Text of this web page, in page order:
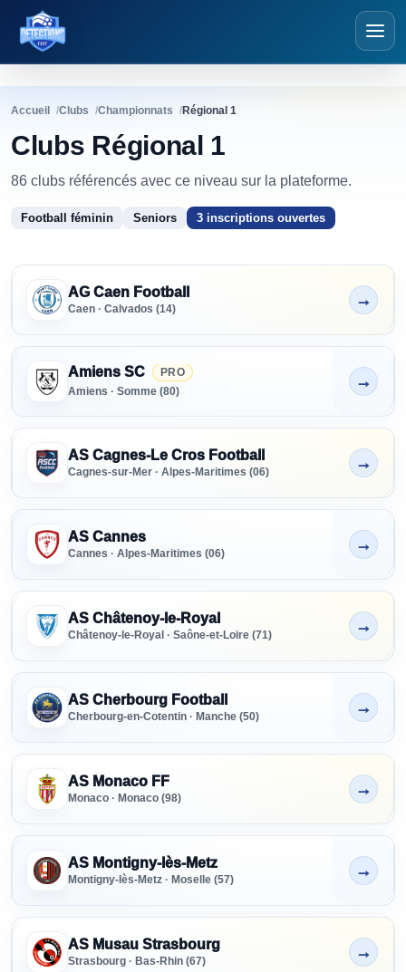
Détections Foot
Accueil Clubs Championnats Régional 1
Clubs Régional 1
86 clubs référencés avec ce niveau sur la plateforme.
Football féminin Seniors 3 inscriptions ouvertes
AG Caen Football
Caen · Calvados (14)
Non indiqué
→
Amiens SC
PRO
Amiens · Somme (80)
Non indiqué
→
AS Cagnes-Le Cros Football
Cagnes-sur-Mer · Alpes-Maritimes (06)
Non indiqué
→
AS Cannes
Cannes · Alpes-Maritimes (06)
Non indiqué
→
AS Châtenoy-le-Royal
Châtenoy-le-Royal · Saône-et-Loire (71)
Non indiqué
→
AS Cherbourg Football
Cherbourg-en-Cotentin · Manche (50)
Non indiqué
→
AS Monaco FF
Monaco · Monaco (98)
Non indiqué
→
AS Montigny-lès-Metz
Montigny-lès-Metz · Moselle (57)
Non indiqué
→
AS Musau Strasbourg
Strasbourg · Bas-Rhin (67)
Non indiqué
→